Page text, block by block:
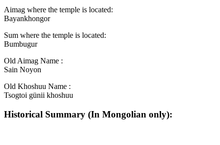
Aimag where the temple is located:
Bayankhongor
Sum where the temple is located:
Bumbugur
Old Aimag Name :
Sain Noyon
Old Khoshuu Name :
Tsogtoi günii khoshuu
Historical Summary (In Mongolian only):